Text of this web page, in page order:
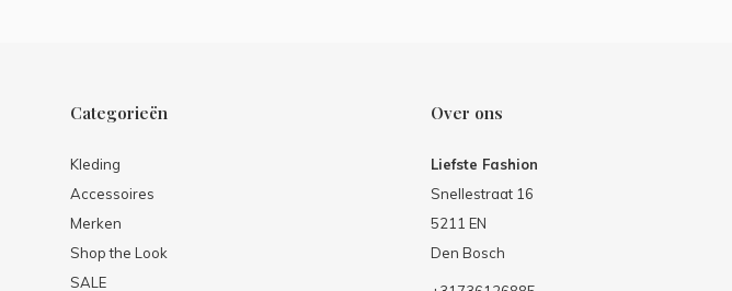
Categorieën
Kleding
Accessoires
Merken
Shop the Look
SALE
Over ons
Liefste Fashion
Snellestraat 16
5211 EN
Den Bosch